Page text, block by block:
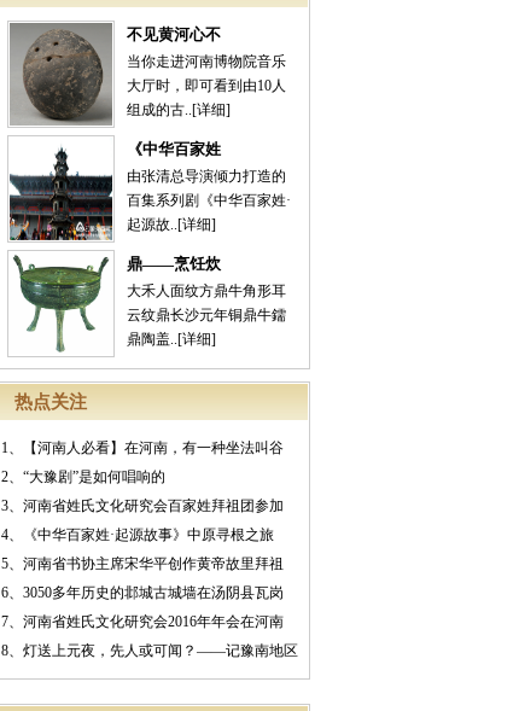
不见黄河心不
当你走进河南博物院音乐
大厅时，即可看到由10人
组成的古..[详细]
《中华百家姓
由张清总导演倾力打造的
百集系列剧《中华百家姓·
起源故..[详细]
鼎——烹饪炊
大禾人面纹方鼎牛角形耳
云纹鼎长沙元年铜鼎牛鑐
鼎陶盖..[详细]
热点关注
1、
【河南人必看】在河南，有一种坐法叫谷
2、 “大豫剧”是如何唱响的
3、 河南省姓氏文化研究会百家姓拜祖团参加
4、
《中华百家姓·起源故事》中原寻根之旅
5、 河南省书协主席宋华平创作黄帝故里拜祖
6、 3050多年历史的邶城古城墙在汤阴县瓦岗
7、 河南省姓氏文化研究会2016年年会在河南
8、 灯送上元夜，先人或可闻？——记豫南地区